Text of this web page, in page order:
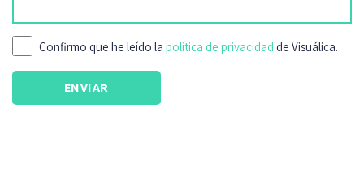
Confirmo que he leído la política de privacidad de Visuálica.